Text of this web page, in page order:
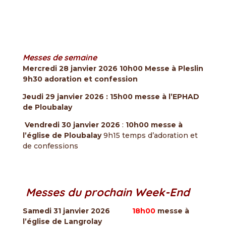
Messes de semaine
Mercredi 28 janvier 2026 10h00 Messe à Pleslin
9h30 adoration et confession
Jeudi 29 janvier 2026 : 15h00 messe à l’EPHAD
de Ploubalay
Vendredi 30 janvier 2026 : 10h00 messe à
l’église de Ploubalay9h15 temps d’adoration et
de confessions
Messes du prochain Week-End
Samedi 31 janvier 2026 18h00messe à
l’église de Langrolay